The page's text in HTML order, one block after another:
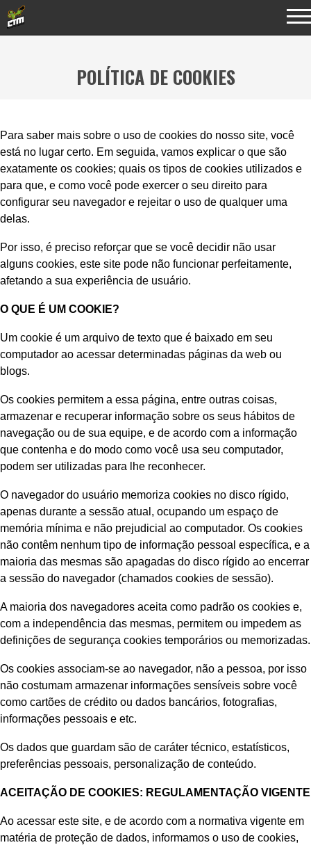
POLÍTICA DE COOKIES
Para saber mais sobre o uso de cookies do nosso site, você
está no lugar certo. Em seguida, vamos explicar o que são
exatamente os cookies; quais os tipos de cookies utilizados e
para que, e como você pode exercer o seu direito para
configurar seu navegador e rejeitar o uso de qualquer uma
delas.
Por isso, é preciso reforçar que se você decidir não usar
alguns cookies, este site pode não funcionar perfeitamente,
afetando a sua experiência de usuário.
O QUE É UM COOKIE?
Um cookie é um arquivo de texto que é baixado em seu
computador ao acessar determinadas páginas da web ou
blogs.
Os cookies permitem a essa página, entre outras coisas,
armazenar e recuperar informação sobre os seus hábitos de
navegação ou de sua equipe, e de acordo com a informação
que contenha e do modo como você usa seu computador,
podem ser utilizadas para lhe reconhecer.
O navegador do usuário memoriza cookies no disco rígido,
apenas durante a sessão atual, ocupando um espaço de
memória mínima e não prejudicial ao computador. Os cookies
não contêm nenhum tipo de informação pessoal específica, e a
maioria das mesmas são apagadas do disco rígido ao encerrar
a sessão do navegador (chamados cookies de sessão).
A maioria dos navegadores aceita como padrão os cookies e,
com a independência das mesmas, permitem ou impedem as
definições de segurança cookies temporários ou memorizadas.
Os cookies associam-se ao navegador, não a pessoa, por isso
não costumam armazenar informações sensíveis sobre você
como cartões de crédito ou dados bancários, fotografias,
informações pessoais e etc.
Os dados que guardam são de caráter técnico, estatísticos,
preferências pessoais, personalização de conteúdo.
ACEITAÇÃO DE COOKIES: REGULAMENTAÇÃO VIGENTE
Ao acessar este site, e de acordo com a normativa vigente em
matéria de proteção de dados, informamos o uso de cookies,